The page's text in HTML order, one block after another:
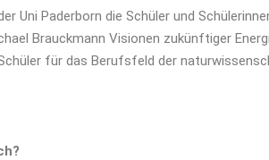
Uni Paderborn die Schüler und
Brauckmann Visionen zukünftiger
für das Berufsfeld der